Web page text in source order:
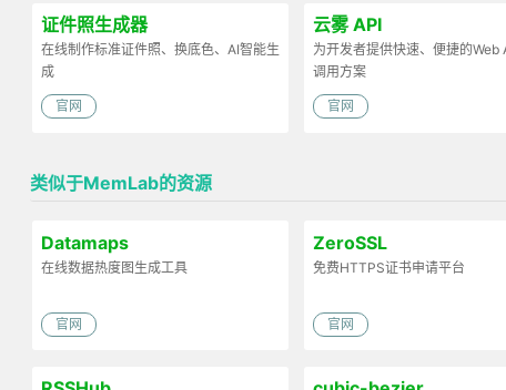
证件照生成器
在线制作标准证件照、换底色、AI智能生
成
官网
云雾 API
为开发者提供快速、便捷的Web
调用方案
官网
类似于MemLab的资源
Datamaps
在线数据热度图生成工具
官网
ZeroSSL
免费HTTPS证书申请平台
官网